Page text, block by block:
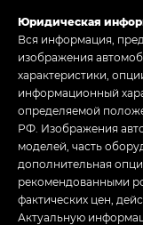
Юридическая
Вся информация,
изображения
характеристики,
информационный
определяемой
РФ. Изображения
моделей, часть
дополнительная
рекомендованными
фактических цен,
Актуальную